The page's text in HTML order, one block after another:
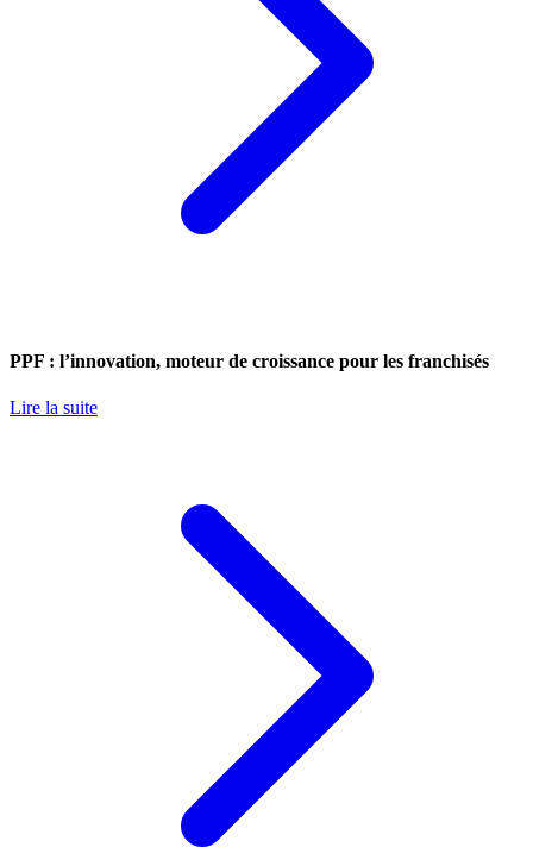
PPF : l’innovation, moteur de croissance pour les franchisés
Lire la suite